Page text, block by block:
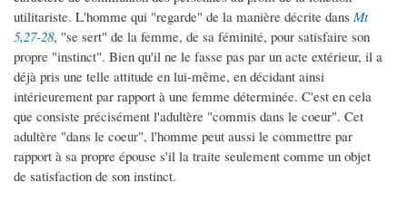
utilitariste. L'homme qui "regarde" de la manière décrite dans Mt
5,27-28, "se sert" de la femme, de sa féminité, pour satisfaire son
propre "instinct". Bien qu'il ne le fasse pas par un acte extérieur, il a
déjà pris une telle attitude en lui-même, en décidant ainsi
intérieurement par rapport à une femme déterminée. C'est en cela
que consiste précisément l'adultère "commis dans le coeur". Cet
adultère "dans le coeur", l'homme peut aussi le commettre par
rapport à sa propre épouse s'il la traite seulement comme un objet
de satisfaction de son instinct.